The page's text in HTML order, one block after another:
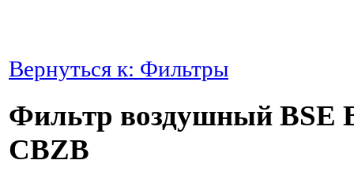
Вернуться к: Фильтры
Фильтр воздушный BSE
CBZB